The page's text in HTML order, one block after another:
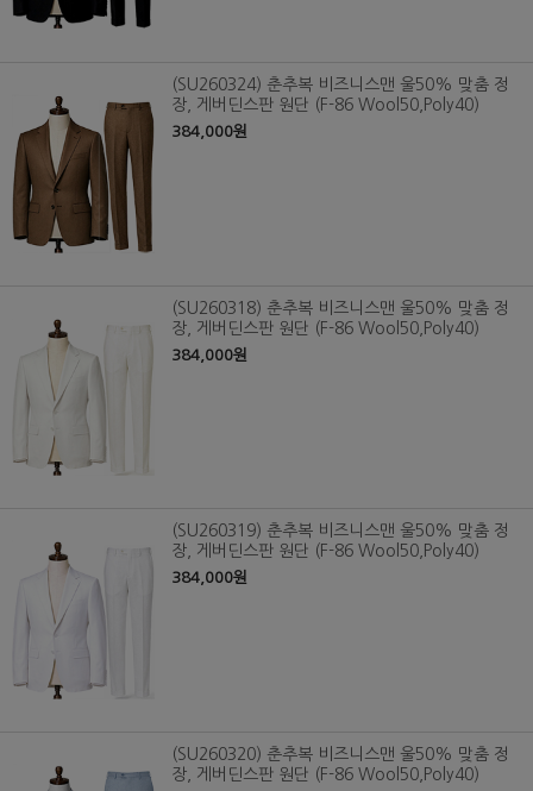
(SU260324) 춘추복 비즈니스맨 울50% 맞춤 정
장, 게버딘스판 원단 (F-86 Wool50,Poly40)
384,000원
(SU260318) 춘추복 비즈니스맨 울50% 맞춤 정
장, 게버딘스판 원단 (F-86 Wool50,Poly40)
384,000원
(SU260319) 춘추복 비즈니스맨 울50% 맞춤 정
장, 게버딘스판 원단 (F-86 Wool50,Poly40)
384,000원
(SU260320) 춘추복 비즈니스맨 울50% 맞춤 정
장, 게버딘스판 원단 (F-86 Wool50,Poly40)